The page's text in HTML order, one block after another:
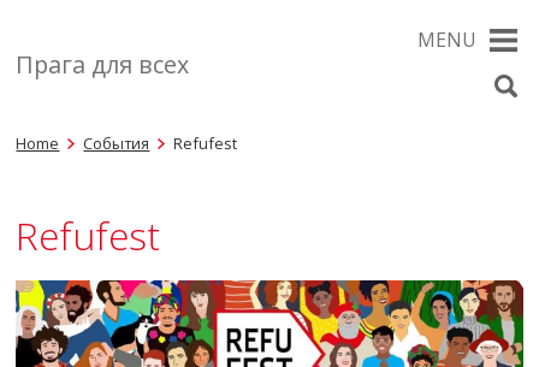
Прага для всех
MENU
Home События Refufest
Refufest